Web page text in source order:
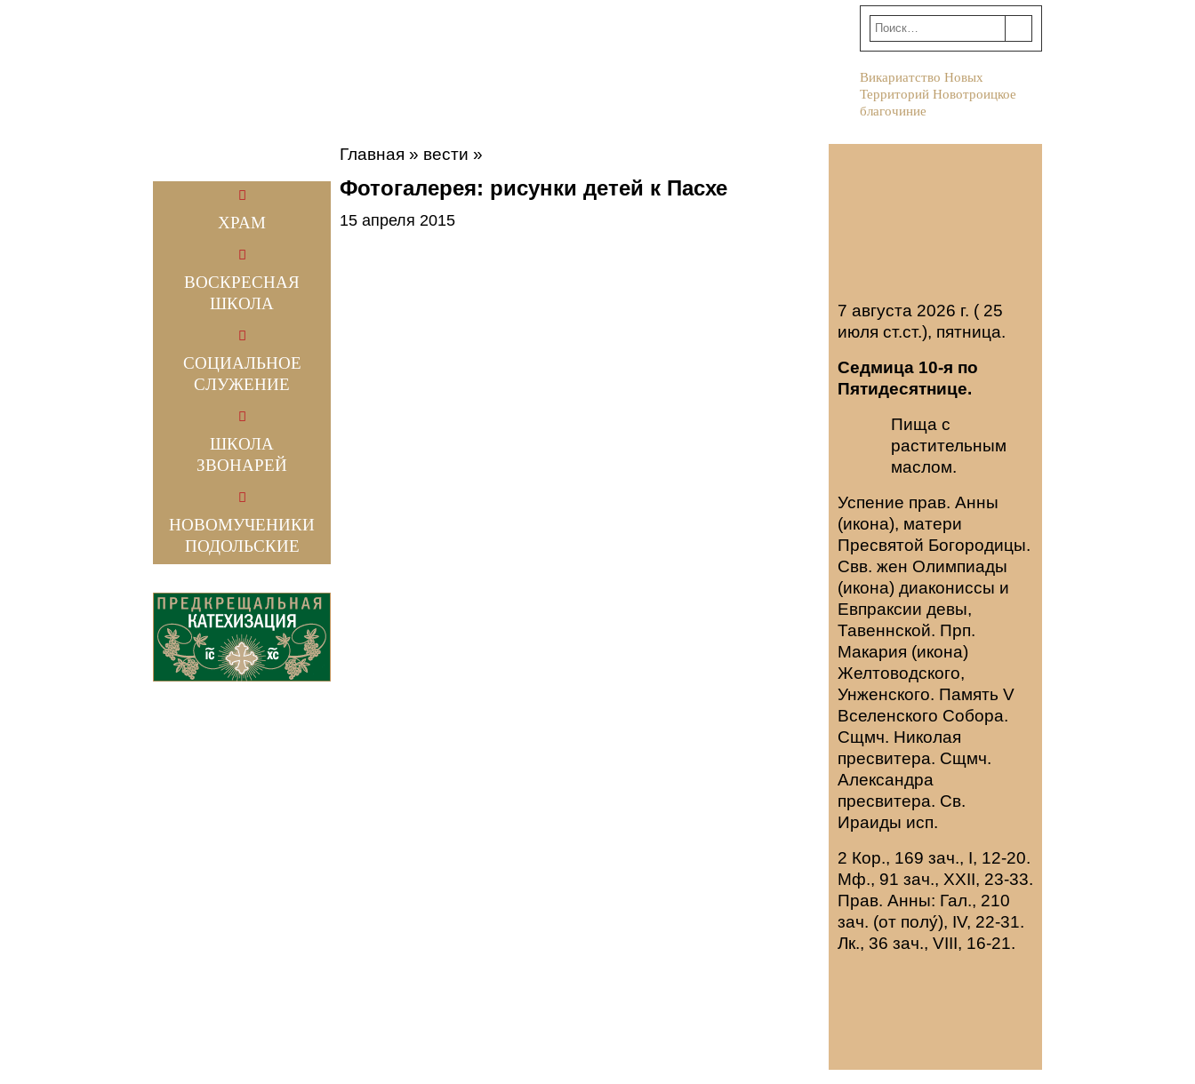
Викариатство Новых
Территорий Новотроицкое
благочиние
ХРАМ
ВОСКРЕСНАЯ
ШКОЛА
СОЦИАЛЬНОЕ
СЛУЖЕНИЕ
ШКОЛА
ЗВОНАРЕЙ
НОВОМУЧЕНИКИ
ПОДОЛЬСКИЕ
Главная » вести »
Фотогалерея: рисунки детей к Пасхе
15 апреля 2015
7 августа 2026 г. ( 25
июля ст.ст.), пятница.
Седмица 10-я по
Пятидесятнице.
Пища с
растительным
маслом.
Успение прав. Анны
(икона), матери
Пресвятой Богородицы.
Свв. жен Олимпиады
(икона) диакониссы и
Евпраксии девы,
Тавеннской. Прп.
Макария (икона)
Желтоводского,
Унженского. Память V
Вселенского Собора.
Сщмч. Николая
пресвитера. Сщмч.
Александра
пресвитера. Св.
Ираиды исп.
2 Кор., 169 зач., I, 12-20.
Мф., 91 зач., XXII, 23-33.
Прав. Анны: Гал., 210
зач. (от полу́), IV, 22-31.
Лк., 36 зач., VIII, 16-21.